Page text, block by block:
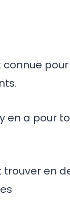
connue
en a pour
trouver en